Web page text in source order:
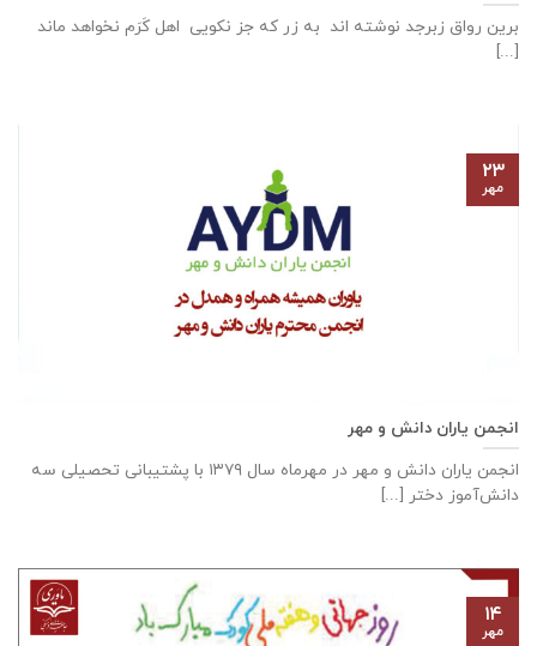
برین رواق زبرجد نوشته اند به زر که جز نکویی اهل کَرَم نخواهد ماند
[...]
انجمن یاران دانش و مهر
انجمن یاران دانش و مهر در مهرماه سال ۱۳۷۹ با پشتیبانی تحصیلی سه
دانش‌آموز دختر [...]
۲۳
مهر
۱۴
مهر